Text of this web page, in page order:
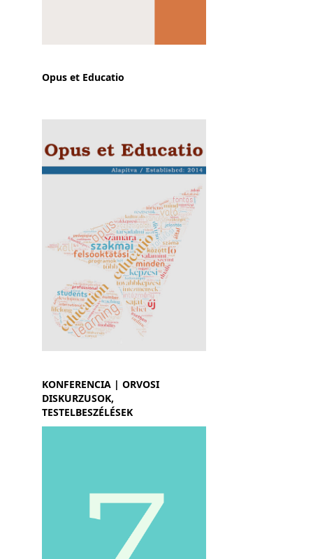
Opus et Educatio
KONFERENCIA | ORVOSI
DISKURZUSOK,
TESTELBESZÉLÉSEK